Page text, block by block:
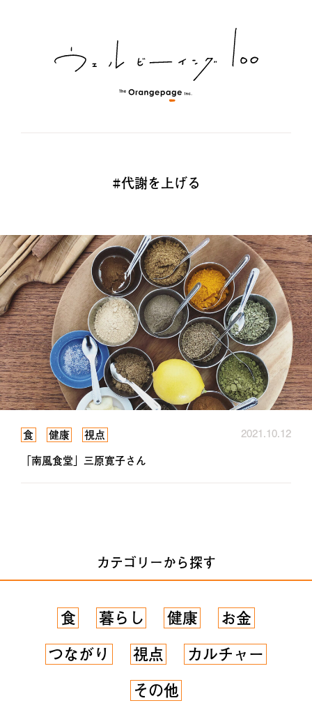
#代謝を上げる
食 健康 視点
2021.10.12
「南風食堂」三原寛子さん
カテゴリーから探す
食 暮らし 健康
お金
つながり
視点
カルチャー
その他